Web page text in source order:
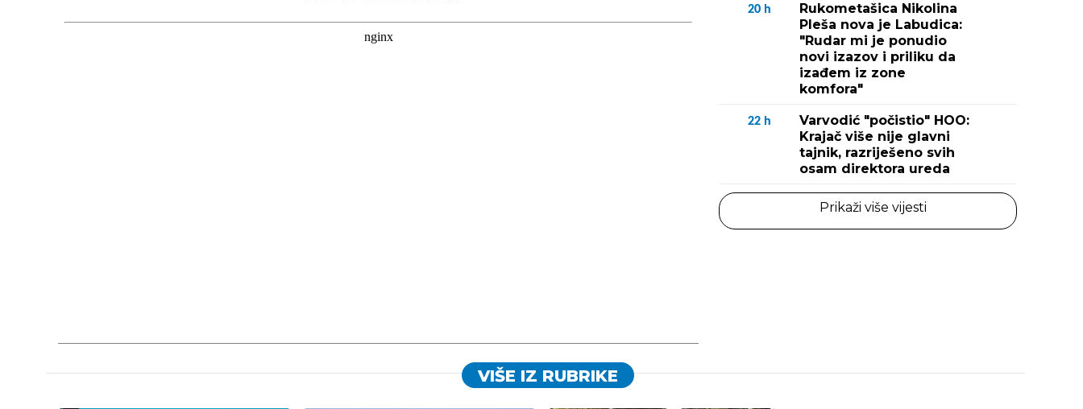
20 h
Rukometašica Nikolina
Pleša nova je Labudica:
"Rudar mi je ponudio
novi izazov i priliku da
izađem iz zone
komfora"
22 h
Varvodić "počistio" HOO:
Krajač više nije glavni
tajnik, razriješeno svih
osam direktora ureda
Prikaži više vijesti
VIŠE IZ RUBRIKE